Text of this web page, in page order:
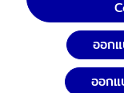
ออก
ออก